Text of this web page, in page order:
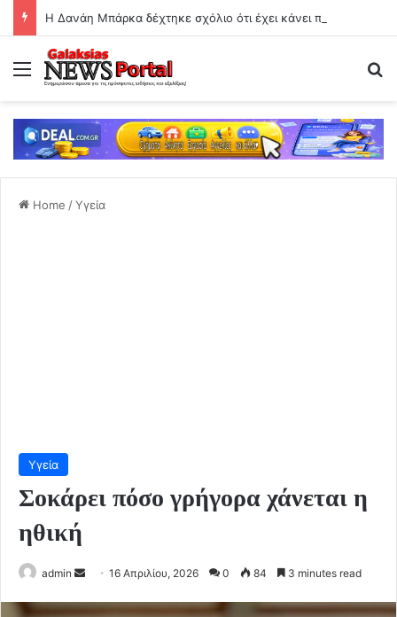
Menu
Home /Υγεία
Υγεία
Σοκάρει πόσο γρήγορα χάνεται η
ηθική
admin
Send16 Απριλίου, 2026 0 84 3 minutes read